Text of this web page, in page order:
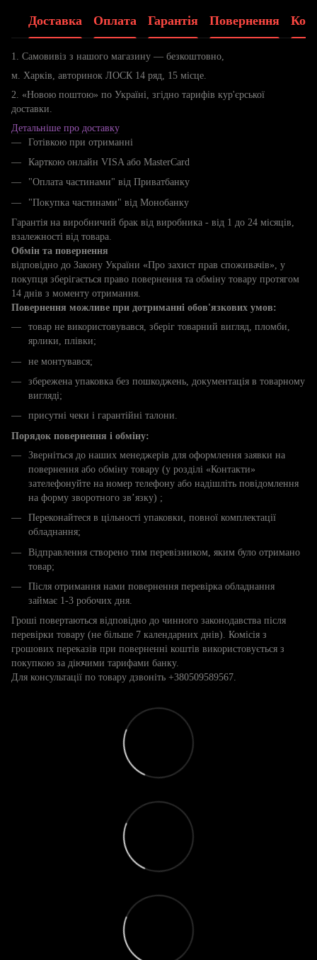
Доставка Оплата Гарантія Повернення
1. Самовивіз з нашого магазину — безкоштовно,
м. Харків, авторинок ЛОСК 14 ряд, 15 місце.
2. «Новою поштою» по Україні, згідно тарифів кур'єрської
доставки.
Детальніше про доставку
Готівкою при отриманні
Карткою онлайн VISA або MasterCard
"Оплата частинами" від Приватбанку
"Покупка частинами" від Монобанку
Гарантія на виробничий брак від виробника - від 1 до 24 місяців,
взалежності від товара.
Обмін та повернення
відповідно до Закону України «Про захист прав споживачів», у
покупця зберігається право повернення та обміну товару протягом
14 днів з моменту отримання.
Повернення можливе при дотриманні обов'язкових умов:
товар не використовувався, зберіг товарний вигляд, пломби,
ярлики, плівки;
не монтувався;
збережена упаковка без пошкоджень, документація в товарному
вигляді;
присутні чеки і гарантійні талони.
Порядок повернення і обміну:
Зверніться до наших менеджерів для оформлення заявки на
повернення або обміну товару (у розділі «Контакти»
зателефонуйте на номер телефону або надішліть повідомлення
на форму зворотного зв’язку) ;
Переконайтеся в цільності упаковки, повної комплектації
обладнання;
Відправлення створено тим перевізником, яким було отримано
товар;
Після отримання нами повернення перевірка обладнання
займає 1-3 робочих дня.
Гроші повертаються відповідно до чинного законодавства після
перевірки товару (не більше 7 календарних днів). Комісія з
грошових переказів при поверненні коштів використовується з
покупкою за діючими тарифами банку.
Для консультації по товару дзвоніть +380509589567.